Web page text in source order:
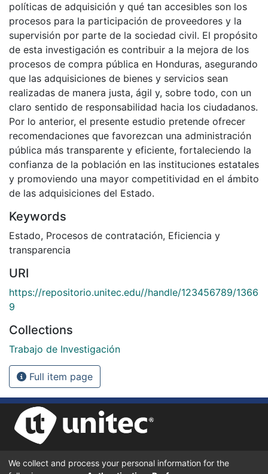
políticas de adquisición y qué tan accesibles son los
procesos para la participación de proveedores y la
supervisión por parte de la sociedad civil. El propósito
de esta investigación es contribuir a la mejora de los
procesos de compra pública en Honduras, asegurando
que las adquisiciones de bienes y servicios sean
realizadas de manera justa, ágil y, sobre todo, con un
claro sentido de responsabilidad hacia los ciudadanos.
Por lo anterior, el presente estudio pretende ofrecer
recomendaciones que favorezcan una administración
pública más transparente y eficiente, fortaleciendo la
confianza de la población en las instituciones estatales
y promoviendo una mayor competitividad en el ámbito
de las adquisiciones del Estado.
Keywords
Estado, Procesos de contratación, Eficiencia y
transparencia
URI
https://repositorio.unitec.edu//handle/123456789/1366
9
Collections
Trabajo de Investigación
Full item page
UNIVERSIDAD TECNOLÓGICA CENTROAMERICANA UNITEC
We collect and process your personal information for the